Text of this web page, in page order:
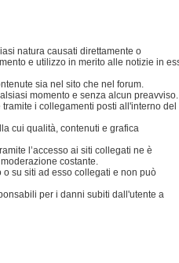
natura causati direttamente o
e utilizzo in merito alle notizie in
sia nel sito che nel forum.
momento e senza alcun preavviso.
i collegamenti posti all'interno del
cui qualità, contenuti e grafica
l’accesso ai siti collegati ne è
costante.
su siti ad esso collegati e non può
per i danni subiti dall'utente a